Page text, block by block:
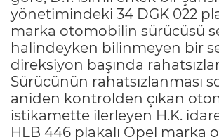
yönetimindeki 34 DGK 022
marka otomobilin sürücüsü
halindeyken bilinmeyen bir
direksiyon başında
Sürücünün rahatsızlanması
aniden kontrolden çıkan
istikamette ilerleyen H.K.
HLB 446 plakalı Opel marka